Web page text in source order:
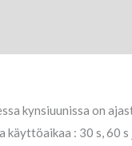
kynsiuunissa on
käyttöaikaa : 30 s, 60